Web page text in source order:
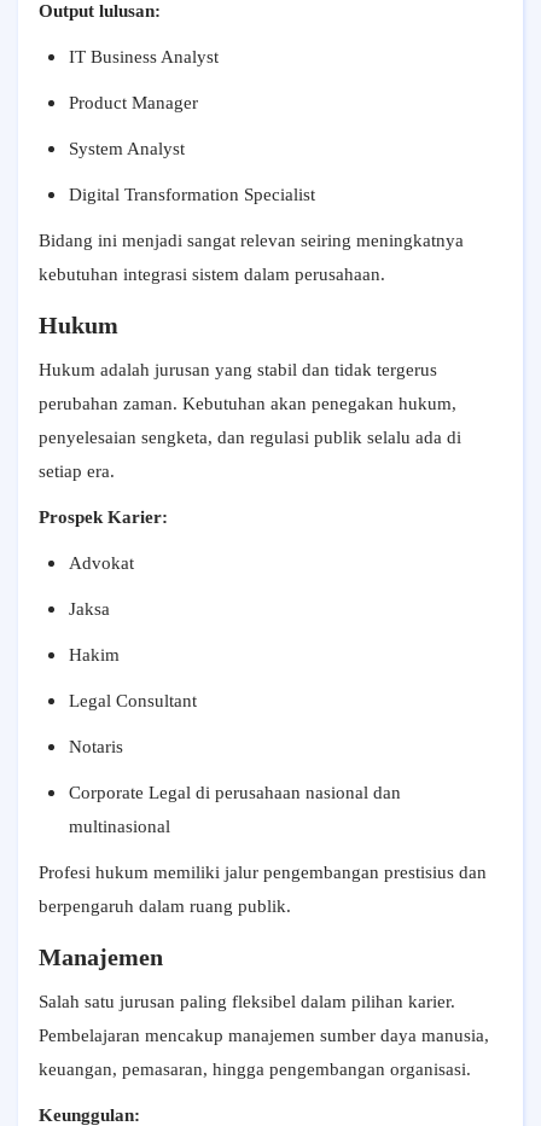
Output lulusan:
IT Business Analyst
Product Manager
System Analyst
Digital Transformation Specialist
Bidang ini menjadi sangat relevan seiring meningkatnya
kebutuhan integrasi sistem dalam perusahaan.
Hukum
Hukum adalah jurusan yang stabil dan tidak tergerus
perubahan zaman. Kebutuhan akan penegakan hukum,
penyelesaian sengketa, dan regulasi publik selalu ada di
setiap era.
Prospek Karier:
Advokat
Jaksa
Hakim
Legal Consultant
Notaris
Corporate Legal di perusahaan nasional dan
multinasional
Profesi hukum memiliki jalur pengembangan prestisius dan
berpengaruh dalam ruang publik.
Manajemen
Salah satu jurusan paling fleksibel dalam pilihan karier.
Pembelajaran mencakup manajemen sumber daya manusia,
keuangan, pemasaran, hingga pengembangan organisasi.
Keunggulan: